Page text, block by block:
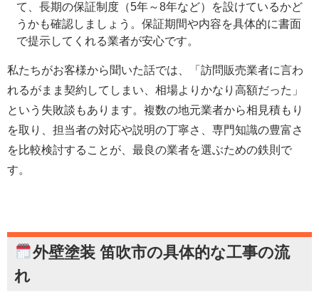
て、長期の保証制度（5年～8年など）を設けているかど
うかも確認しましょう。保証期間や内容を具体的に書面
で提示してくれる業者が安心です。
私たちがお客様から聞いた話では、「訪問販売業者に言わ
れるがまま契約してしまい、相場よりかなり高額だった」
という失敗談もあります。複数の地元業者から相見積もり
を取り、担当者の対応や説明の丁寧さ、専門知識の豊富さ
を比較検討することが、最良の業者を選ぶための鉄則で
す。
外壁塗装 笛吹市の具体的な工事の流
れ